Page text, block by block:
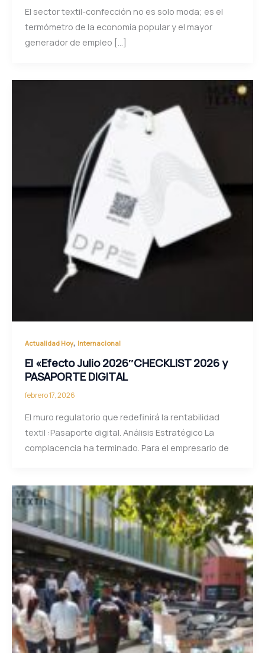
El sector textil-confección no es solo moda; es el
termómetro de la economía popular y el mayor
generador de empleo […]
Actualidad Hoy, Internacional
El «Efecto Julio 2026″CHECKLIST 2026 y
PASAPORTE DIGITAL
febrero 17, 2026
El muro regulatorio que redefinirá la rentabilidad
textil :Pasaporte digital. Análisis Estratégico La
complacencia ha terminado. Para el empresario de